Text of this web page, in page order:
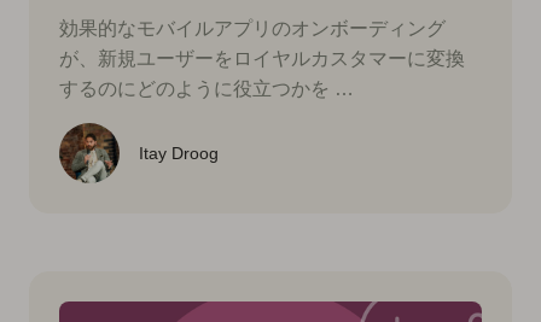
効果的なモバイルアプリのオンボーディング
が、新規ユーザーをロイヤルカスタマーに変換
するのにどのように役立つかを …
Itay Droog